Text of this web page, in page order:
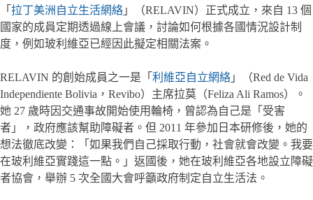
「 拉丁美洲自立生活網絡 」（RELAVIN）正式成立，來自 13 個
國家的成員定期透過線上會議，討論如何根據各國情況設計制
度，例如玻利維亞已經因此擬定相關法案。
RELAVIN 的創始成員之一是「 利維亞自立網絡 」（Red de Vida
Independiente Bolivia，Revibo）主席拉莫（Feliza Ali Ramos）。
她 27 歲時因交通事故開始使用輪椅，曾認為自己是「受害
者」，政府應該幫助障礙者。但 2011 年參加日本研修後，她的
想法徹底改變：「如果我們自己採取行動，社會就會改變。我要
在玻利維亞實踐這一點。」返國後，她在玻利維亞各地設立障礙
者協會，舉辦 5 次全國大會呼籲政府制定自立生活法。